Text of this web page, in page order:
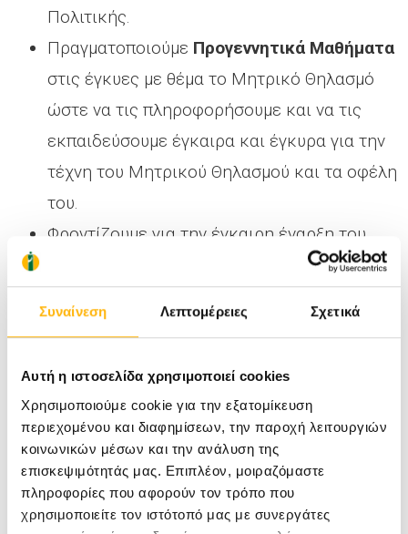
Συναίνεση Λεπτομέρειες Σχετικά
Αυτή η ιστοσελίδα χρησιμοποιεί cookies
Χρησιμοποιούμε cookie για την εξατομίκευση
περιεχομένου και διαφημίσεων, την παροχή λειτουργιών
κοινωνικών μέσων και την ανάλυση της
επισκεψιμότητάς μας. Επιπλέον, μοιραζόμαστε
πληροφορίες που αφορούν τον τρόπο που
χρησιμοποιείτε τον ιστότοπό μας με συνεργάτες
Πολιτικής.
Πραγματοποιούμε Προγεννητικά Μαθήματα
στις έγκυες με θέμα το Μητρικό Θηλασμό
ώστε να τις πληροφορήσουμε και να τις
εκπαιδεύσουμε έγκαιρα και έγκυρα για την
τέχνη του Μητρικού Θηλασμού και τα οφέλη
του.
Φροντίζουμε για την έγκαιρη έναρξη του
συναισθηματικό δέσιμο μητέρας και
Συμβουλεύουμε τις μητέρες που πρέπει να
αποχωριστούν το μωρό τους για Ιατρικούς
λόγους (εισαγωγή στη ΜΕΝΝ) για τη
διατήρηση της γαλουχίας, ώστε με την
πρώτη ευκαιρία να δοθεί στο μωρό.